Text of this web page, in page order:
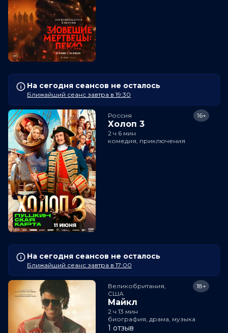
На сегодня сеансов не осталось
Ближайший сеанс завтра в 19:30
Россия
Холоп 3
16+
2 ч 6 мин
комедия, приключения
На сегодня сеансов не осталось
Ближайший сеанс завтра в 17:00
Великобритания,
США
Майкл
18+
2 ч 13 мин
биография, драма, музыка
1 отзыв